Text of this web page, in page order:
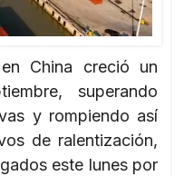
China creció un
superando
y rompiendo así
de ralentización,
este lunes por